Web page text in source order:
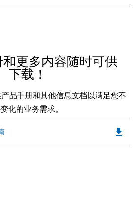
和更多内容随时可供
下载！
品手册和其他信息文档以满足您不
化的业务需求。
file_download